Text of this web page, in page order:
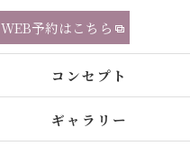
WEB予約はこちら
コンセプト
ギャラリー